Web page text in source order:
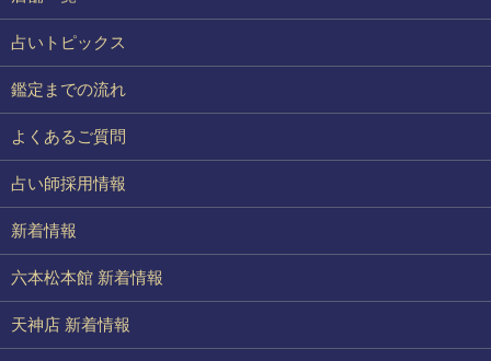
占いトピックス
鑑定までの流れ
よくあるご質問
占い師採用情報
新着情報
六本松本館 新着情報
天神店 新着情報